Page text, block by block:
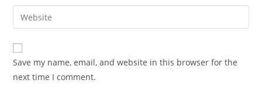
comment
email
address
comment
Enter
your
website
URL
(optional)
Save my name, email, and website in this browser for the
next time I comment.